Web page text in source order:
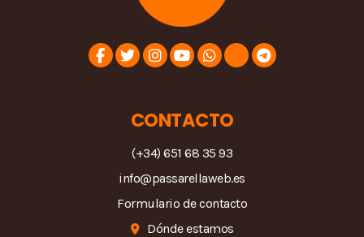
CONTACTO
(+34) 651 68 35 93
info@passarellaweb.es
Formulario de contacto
Dónde estamos